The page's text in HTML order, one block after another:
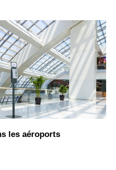
les aéroports